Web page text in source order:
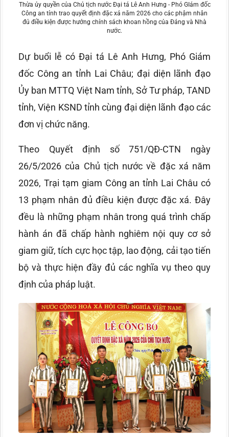
Thừa ủy quyền của Chủ tịch nước Đại tá Lê Anh Hưng - Phó GIám đốc
Công an tỉnh trao quyết định đặc xá năm 2026 cho các phậm nhân
đủ điều kiện được hưởng chính sách khoan hồng của Đảng và Nhà
nước.
Dự buổi lễ có Đại tá Lê Anh Hưng, Phó Giám
đốc Công an tỉnh Lai Châu; đại diện lãnh đạo
Ủy ban MTTQ Việt Nam tỉnh, Sở Tư pháp, TAND
tỉnh, Viện KSND tỉnh cùng đại diện lãnh đạo các
đơn vị chức năng.
Theo Quyết định số 751/QĐ-CTN ngày
26/5/2026 của Chủ tịch nước về đặc xá năm
2026, Trại tạm giam Công an tỉnh Lai Châu có
13 phạm nhân đủ điều kiện được đặc xá. Đây
đều là những phạm nhân trong quá trình chấp
hành án đã chấp hành nghiêm nội quy cơ sở
giam giữ, tích cực học tập, lao động, cải tạo tiến
bộ và thực hiện đầy đủ các nghĩa vụ theo quy
định của pháp luật.